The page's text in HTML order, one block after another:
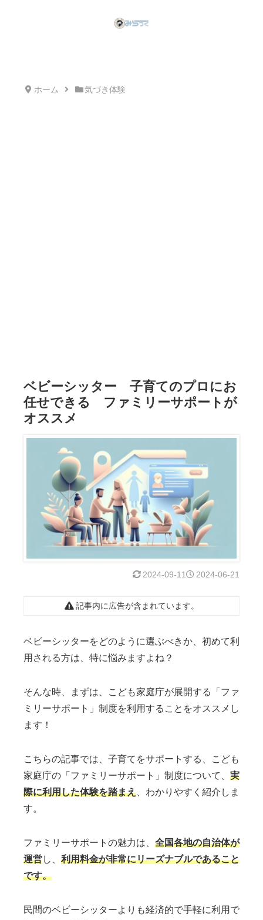
ホーム 気づき体験
ベビーシッター 子育てのプロにお
任せできる ファミリーサポートが
オススメ
2024-06-21
2024-09-11
記事内に広告が含まれています。
ベビーシッターをどのように選ぶべきか、初めて利
用される方は、特に悩みますよね？
そんな時、まずは、こども家庭庁が展開する「ファ
ミリーサポート」制度を利用することをオススメし
ます！
こちらの記事では、子育てをサポートする、こども
家庭庁の「ファミリーサポート」制度について、 実
際に利用した体験を踏まえ 、わかりやすく紹介しま
す。
ファミリーサポートの魅力は、 全国各地の自治体が
運営し、 利用料金が非常にリーズナブルであること
です。
民間のベビーシッターよりも経済的で手軽に利用で